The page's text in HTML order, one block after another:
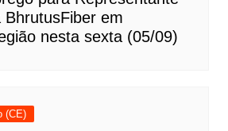
BhrutusFiber em
nesta sexta (05/09)
(CE)